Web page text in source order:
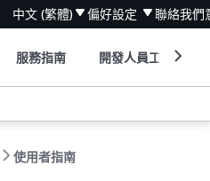
中文 (繁體) 偏好設定 聯絡我們
服務指南 開發人員工具
使用者指南